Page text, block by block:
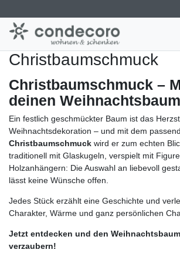
Christbaumschmuck
Christbaumschmuck –
deinen Weihnachtsbaum
Ein festlich geschmückter Baum ist das
Weihnachtsdekoration – und mit dem
Christbaumschmuck wird er zum echten
traditionell mit Glaskugeln, verspielt mit
Holzanhängern: Die Auswahl an liebevoll
lässt keine Wünsche offen.
Jedes Stück erzählt eine Geschichte und
Charakter, Wärme und ganz persönlichen
Jetzt entdecken und den
verzaubern!